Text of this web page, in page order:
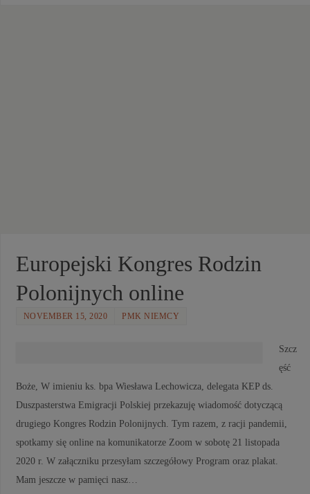
Europejski Kongres Rodzin
Polonijnych online
NOVEMBER 15, 2020 PMK NIEMCY
Szcz
ęść
Boże, W imieniu ks. bpa Wiesława Lechowicza, delegata KEP ds.
Duszpasterstwa Emigracji Polskiej przekazuję wiadomość dotyczącą
drugiego Kongres Rodzin Polonijnych. Tym razem, z racji pandemii,
spotkamy się online na komunikatorze Zoom w sobotę 21 listopada
2020 r. W załączniku przesyłam szczegółowy Program oraz plakat.
Mam jeszcze w pamięci nasz…